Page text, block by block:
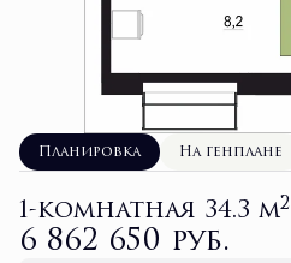
Планировка На генплане
1-комнатная 34.3 м2
6 862 650 руб.